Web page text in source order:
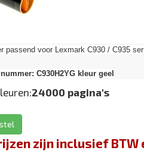
passend voor Lexmark C930 / C935
C930H2YG kleur geel
24000 pagina's
zijn inclusief